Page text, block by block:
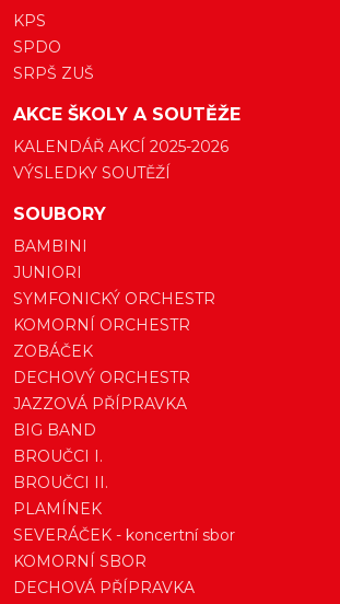
KPS
SPDO
SRPŠ ZUŠ
AKCE ŠKOLY A SOUTĚŽE
KALENDÁŘ AKCÍ 2025-2026
VÝSLEDKY SOUTĚŽÍ
SOUBORY
BAMBINI
JUNIORI
SYMFONICKÝ ORCHESTR
KOMORNÍ ORCHESTR
ZOBÁČEK
DECHOVÝ ORCHESTR
JAZZOVÁ PŘÍPRAVKA
BIG BAND
BROUČCI I.
BROUČCI II.
PLAMÍNEK
SEVERÁČEK - koncertní sbor
KOMORNÍ SBOR
DECHOVÁ PŘÍPRAVKA